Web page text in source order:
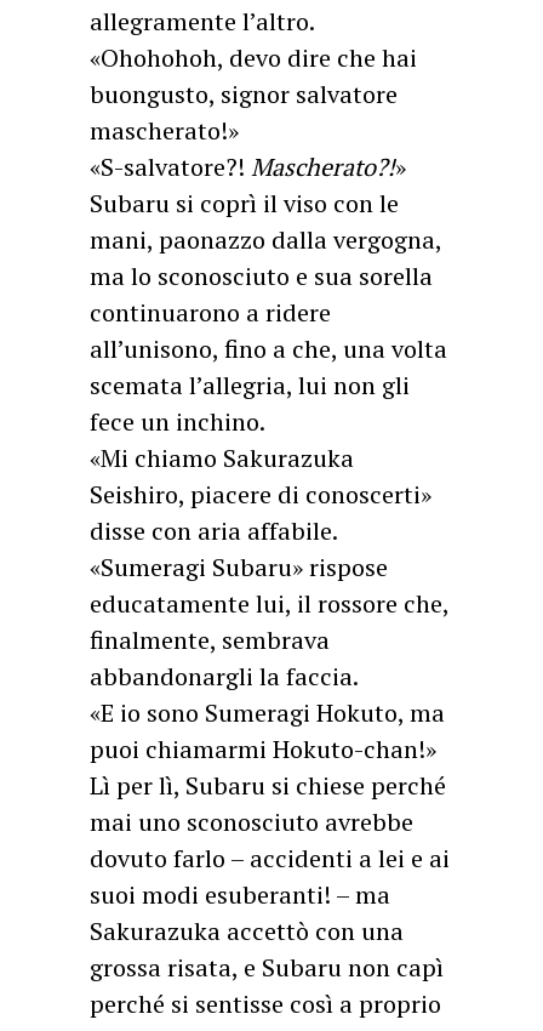
allegramente l’altro.
«Ohohohoh, devo dire che hai
buongusto, signor salvatore
mascherato!»
«S-salvatore?! Mascherato?!»
Subaru si coprì il viso con le
mani, paonazzo dalla vergogna,
ma lo sconosciuto e sua sorella
continuarono a ridere
all’unisono, fino a che, una volta
scemata l’allegria, lui non gli
fece un inchino.
«Mi chiamo Sakurazuka
Seishiro, piacere di conoscerti»
disse con aria affabile.
«Sumeragi Subaru» rispose
educatamente lui, il rossore che,
finalmente, sembrava
abbandonargli la faccia.
«E io sono Sumeragi Hokuto, ma
puoi chiamarmi Hokuto-chan!»
Lì per lì, Subaru si chiese perché
mai uno sconosciuto avrebbe
dovuto farlo – accidenti a lei e ai
suoi modi esuberanti! – ma
Sakurazuka accettò con una
grossa risata, e Subaru non capì
perché si sentisse così a proprio